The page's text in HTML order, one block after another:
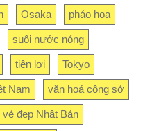
Osaka pháo hoa
suối nước nóng
tiện lợi Tokyo
Nam văn hoá công sở
vẻ đẹp Nhật Bản